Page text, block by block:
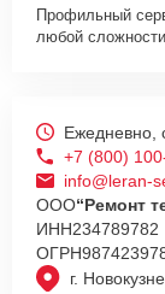
Профильный
любой сложности
г.
Ежедневно,
+7 (800)
info@leran-
ООО“Ремонт
ИНН234789782
ОГРН